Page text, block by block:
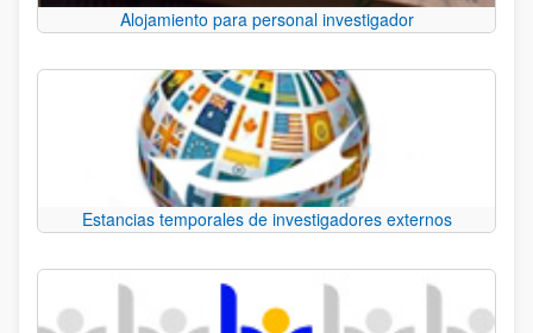
Alojamiento para personal investigador
Estancias temporales de investigadores externos